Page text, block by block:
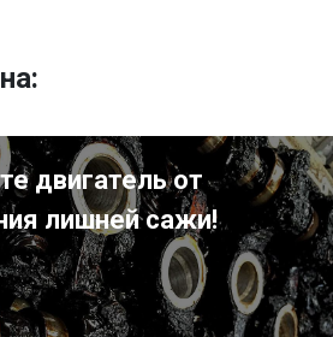
двигатель от
лишней сажи!